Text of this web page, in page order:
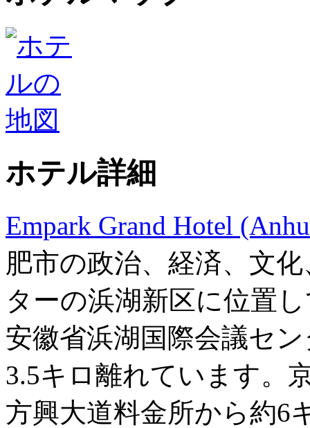
ホテル詳細
Empark Grand Hotel
肥市の政治、経済、文
ターの浜湖新区に位置
安徽省浜湖国際会議セ
3.5キロ離れています。
方興大道料金所から約6